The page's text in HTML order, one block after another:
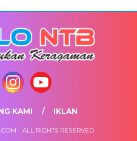
KAMI IKLAN
- ALL RIGHTS RESERVED